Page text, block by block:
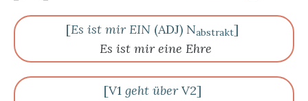
[Es ist mir EIN (ADJ) Nabstrakt]
Es ist mir eine Ehre
[V1 geht überV2]